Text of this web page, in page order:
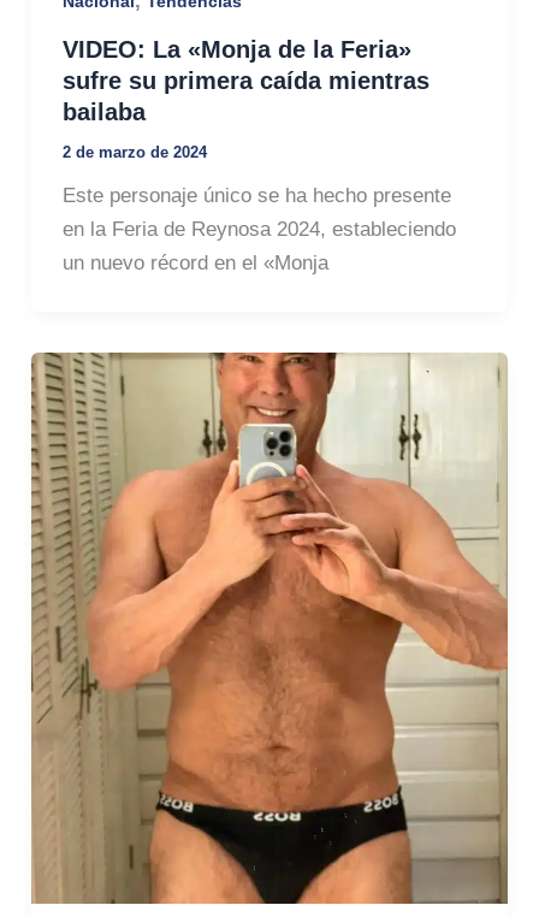
VIDEO: La «Monja de la Feria»
sufre su primera caída mientras
bailaba
2 de marzo de 2024
Este personaje único se ha hecho presente
en la Feria de Reynosa 2024, estableciendo
un nuevo récord en el «Monja